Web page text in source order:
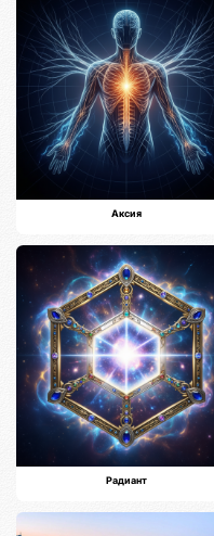
Аксия
Радиант